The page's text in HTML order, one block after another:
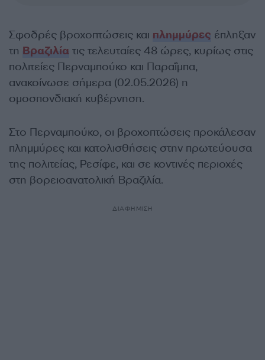
Σφοδρές βροχοπτώσεις και πλημμύρες έπληξαν
τη Βραζιλία τις τελευταίες 48 ώρες, κυρίως στις
πολιτείες Περναμπούκο και Παραΐμπα,
ανακοίνωσε σήμερα (02.05.2026) η
ομοσπονδιακή κυβέρνηση.
Στο Περναμπούκο, οι βροχοπτώσεις προκάλεσαν
πλημμύρες και κατολισθήσεις στην πρωτεύουσα
της πολιτείας, Ρεσίφε, και σε κοντινές περιοχές
στη βορειοανατολική Βραζιλία.
ΔΙΑΦΗΜΙΣΗ